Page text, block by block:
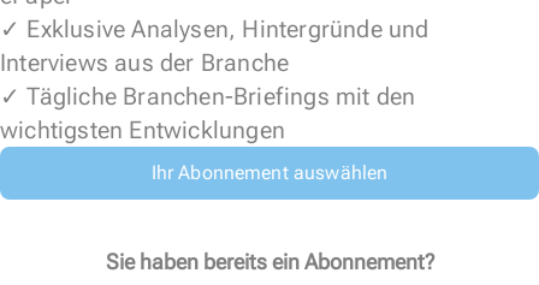
✓ Exklusive Analysen, Hintergründe und
Interviews aus der Branche
✓ Tägliche Branchen-Briefings mit den
wichtigsten Entwicklungen
Ihr Abonnement auswählen
Sie haben bereits ein Abonnement?